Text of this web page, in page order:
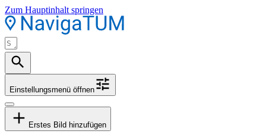
Zum Hauptinhalt springen
Einstellungsmenü öffnen
Erstes Bild hinzufügen